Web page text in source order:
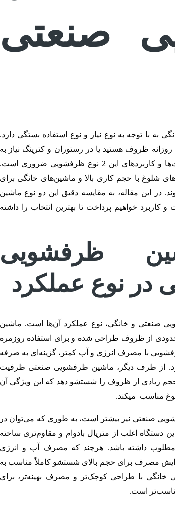
صنعتی
به با توجه به نوع نیاز و نوع استفاده بستگی دارد.
ظروف هستید یا در رستوران و کترینگ نیاز به
ماشین ظرفشویی صنعتی، آگاهی از تفاوت‌ها و کاربردهای این 2 نوع ظرفشویی ضروری است.
شلوغ با حجم کاری بالا و ماشین‌های خانگی برای
در این مقاله، به مقایسه دقیق این دو نوع ماشین
خواهیم پرداخت تا بهترین انتخاب را داشته
ظرفشویی
در نوع عملکرد
صنعتی و خانگی، نوع عملکرد آن‌ها است. ماشین
از ظروف طراحی شده و برای استفاده روزمره
با مصرف انرژی و آب کمتر، گزینه‌ای به صرفه
از طرف دیگر، ماشین ظرفشویی صنعتی ظرفیت
حجم زیادی از ظروف را شستشو دهد که این ویژگی آن
مناسب میکند.
صنعتی نیز بیشتر است، به طوری که می‌توان در
دستگاه‌ اغلب از متریال بادوام و مقاوم‌تری ساخته
مطلوب داشته باشد. هرچند که مصرف آب و انرژی
مصرف برای حجم بالای شستشو کاملاً مناسب به
با طراحی کوچک‌تر و مصرف بهینه‌تر، برای
مناسب‌تر است.